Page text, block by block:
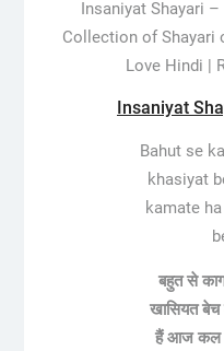
Insaniyat Shayari
Collection of Shayari
Love Hindi |
Insaniyat
Bahut se
khasiyat
kamate
बहुत से
खासियत
हैं आज कल